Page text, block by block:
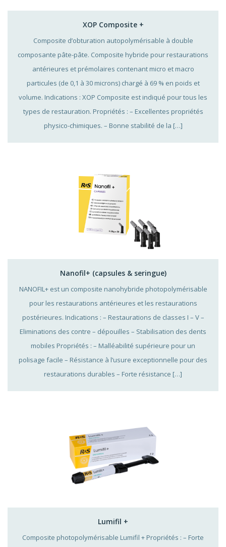
XOP Composite +
Composite d’obturation autopolymérisable à double
composante pâte-pâte. Composite hybride pour restaurations
antérieures et prémolaires contenant micro et macro
particules (de 0,1 à 30 microns) chargé à 69 % en poids et
volume. Indications : XOP Composite est indiqué pour tous les
types de restauration. Propriétés : – Excellentes propriétés
physico-chimiques. – Bonne stabilité de la […]
Nanofil+ (capsules & seringue)
NANOFIL+ est un composite nanohybride photopolymérisable
pour les restaurations antérieures et les restaurations
postérieures. Indications : – Restaurations de classes I – V –
Eliminations des contre – dépouilles – Stabilisation des dents
mobiles Propriétés : – Malléabilité supérieure pour un
polisage facile – Résistance à l’usure exceptionnelle pour des
restaurations durables – Forte résistance […]
Lumifil +
Composite photopolymérisable Lumifil + Propriétés : – Forte